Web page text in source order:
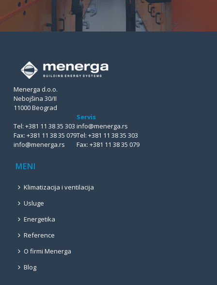
Menerga d.o.o.
Nebojšina 30/II
11000 Beograd
Tel:+381 11 38 35 303
Fax:+381 11 38 35 079
info@menerga.rs
Servis
info@menerga.rs
Tel:+381 11 38 35 303
Fax:+381 11 38 35 079
MENI
Klimatizacija i ventilacija
Usluge
Energetika
Reference
O firmi Menerga
Blog